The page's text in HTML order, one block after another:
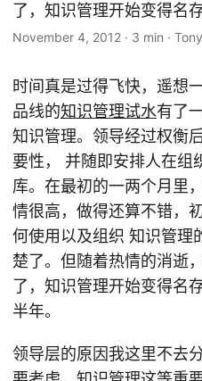
了，知识管理开始变得名
November 4, 2012 · 3 min ·
时间真是过得飞快，遥想
品线的知识管理试水有了
知识管理。领导经过权衡
要性， 并随即安排人在组
库。在最初的一两个月里
情很高，做得还算不错，
何使用以及组织 知识管理
楚了。但随着热情的消逝
了，知识管理开始变得名
半年。
领导层的原因我这里不去